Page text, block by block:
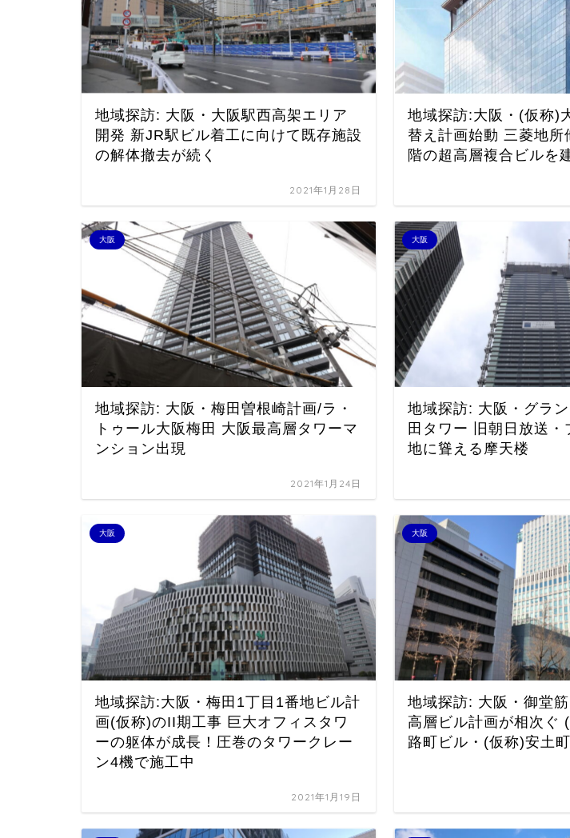
地域探訪: 大阪・大阪駅西高架エリア
開発 新JR駅ビル着工に向けて既存施設
の解体撤去が続く
2021年1月28日
地域探訪:大阪・(仮称)
替え計画始動 三菱地所
階の超高層複合ビルを
大阪
地域探訪: 大阪・梅田曽根崎計画/ラ・
トゥール大阪梅田 大阪最高層タワーマ
ンション出現
2021年1月24日
大阪
地域探訪: 大阪・グラ
田タワー 旧朝日放送・
地に聳える摩天楼
大阪
地域探訪:大阪・梅田1丁目1番地ビル計
画(仮称)のII期工事 巨大オフィスタワ
ーの躯体が成長！圧巻のタワークレー
ン4機で施工中
2021年1月19日
大阪
地域探訪: 大阪・御堂
高層ビル計画が相次ぐ
路町ビル・(仮称)安土